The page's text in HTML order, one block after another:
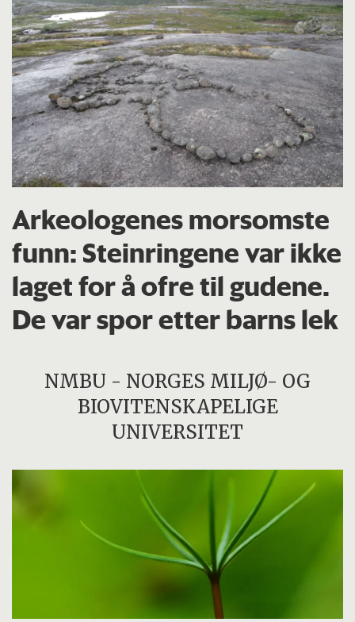
Arkeologenes morsomste
funn: Steinringene var ikke
laget for å ofre til gudene.
De var spor etter barns lek
NMBU - NORGES MILJØ- OG
BIOVITENSKAPELIGE
UNIVERSITET